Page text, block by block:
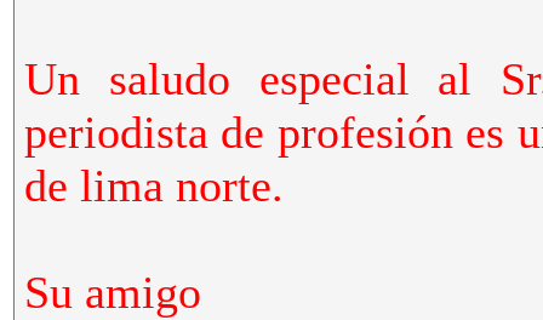
Un saludo especial al
periodista de profesión es
de lima norte.
Su amigo